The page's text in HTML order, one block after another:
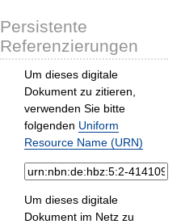
Persistente
Referenzierungen
Um dieses digitale
Dokument zu zitieren,
verwenden Sie bitte
folgenden Uniform
Resource Name (URN)
Um dieses digitale
Dokument im Netz zu